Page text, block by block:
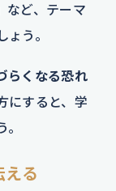
など、テーマ
う。
らくなる恐れ
にすると、学
る